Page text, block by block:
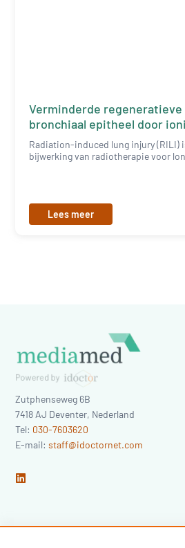
Verminderde
bronchiaal epitheel door
Radiation-induced lung injury (RILI)
bijwerking van radiotherapie voor
Lees meer
Zutphenseweg 6B
7418 AJ Deventer, Nederland
Tel: 030-7603620
E-mail:staff@idoctornet.com